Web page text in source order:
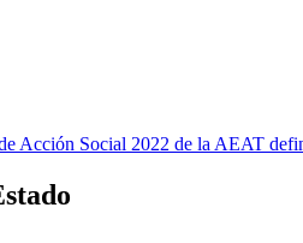
Acción Social 2022 de la AEAT